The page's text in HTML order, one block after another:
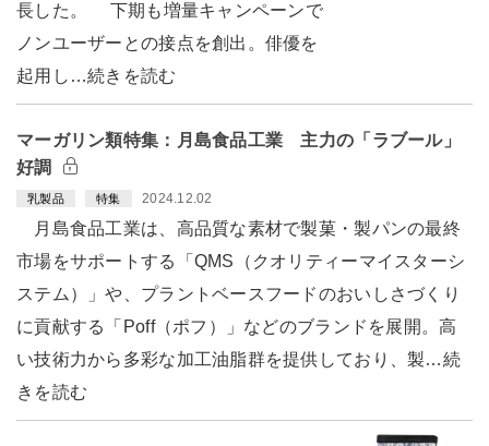
長した。 下期も増量キャンペーンで
ノンユーザーとの接点を創出。俳優を
起用し…続きを読む
マーガリン類特集：月島食品工業 主力の「ラブール」
好調
乳製品 特集 2024.12.02
月島食品工業は、高品質な素材で製菓・製パンの最終
市場をサポートする「QMS（クオリティーマイスターシ
ステム）」や、プラントベースフードのおいしさづくり
に貢献する「Poff（ポフ）」などのブランドを展開。高
い技術力から多彩な加工油脂群を提供しており、製…続
きを読む